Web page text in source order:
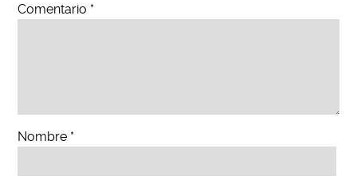
Comentario *
Nombre *